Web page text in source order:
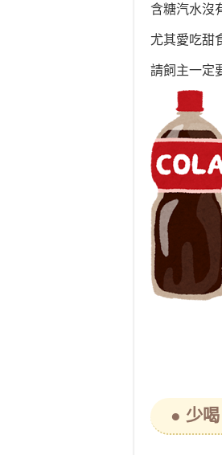
含糖汽水沒
尤其愛吃甜
請飼主一定
● 少